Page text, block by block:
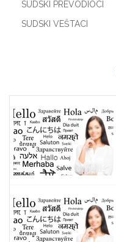
SUDSKI PREVODIOCI
SUDSKI VEŠTACI